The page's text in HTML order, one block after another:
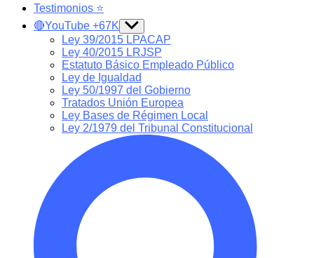
Testimonios ⭐️
🔴YouTube +67K Show
sub
menu
Ley 39/2015 LPACAP
Ley 40/2015 LRJSP
Estatuto Básico Empleado Público
Ley de Igualdad
Ley 50/1997 del Gobierno
Tratados Unión Europea
Ley Bases de Régimen Local
Ley 2/1979 del Tribunal Constitucional